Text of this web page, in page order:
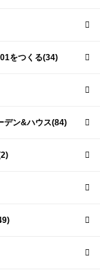
をつくる(34)
ン&ハウス(84)